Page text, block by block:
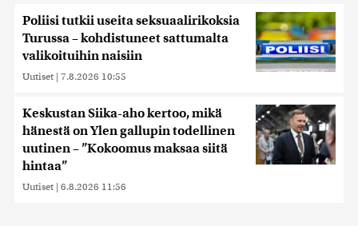
Poliisi tutkii useita seksuaalirikoksia
Turussa – kohdistuneet sattumalta
valikoituihin naisiin
Uutiset | 7.8.2026 10:55
Keskustan Siika-aho kertoo, mikä
hänestä on Ylen gallupin todellinen
uutinen – ”Kokoomus maksaa siitä
hintaa”
Uutiset | 6.8.2026 11:56